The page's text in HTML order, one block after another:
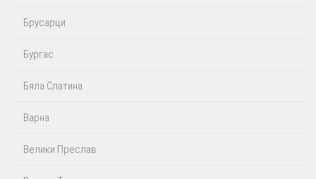
Брусарци
Бургас
Бяла Слатина
Варна
Велики Преслав